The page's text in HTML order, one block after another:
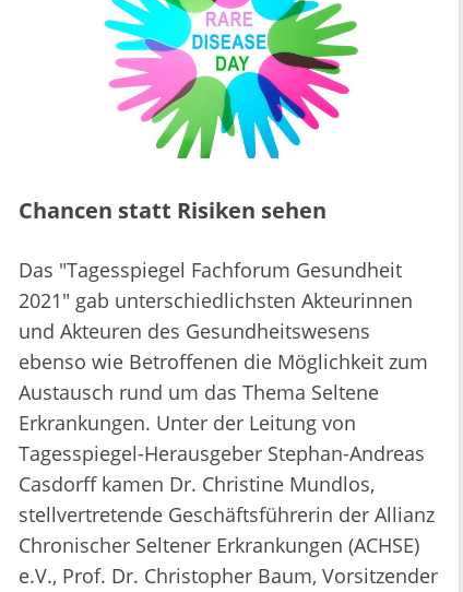
Chancen statt Risiken sehen
Das "Tagesspiegel Fachforum Gesundheit
2021" gab unterschiedlichsten Akteurinnen
und Akteuren des Gesundheitswesens
ebenso wie Betroffenen die Möglichkeit zum
Austausch rund um das Thema Seltene
Erkrankungen. Unter der Leitung von
Tagesspiegel-Herausgeber Stephan-Andreas
Casdorff kamen Dr. Christine Mundlos,
stellvertretende Geschäftsführerin der Allianz
Chronischer Seltener Erkrankungen (ACHSE)
e.V., Prof. Dr. Christopher Baum, Vorsitzender